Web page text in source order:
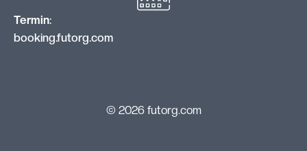
Termin:
booking.futorg.com
© 2026 futorg.com